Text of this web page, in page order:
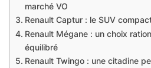
marché VO
Renault Captur : le SUV
Renault Mégane : un choix
équilibré
Renault Twingo : une citadine